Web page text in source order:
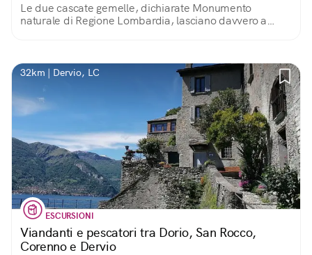
Le due cascate gemelle, dichiarate Monumento
naturale di Regione Lombardia, lasciano davvero a
32km | Dervio, LC
ESCURSIONI
Viandanti e pescatori tra Dorio, San Rocco,
Corenno e Dervio